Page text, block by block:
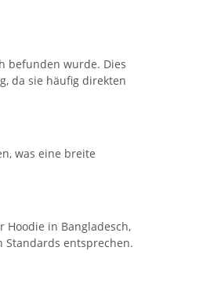
befunden wurde. Dies
da sie häufig direkten
was eine breite
Hoodie in Bangladesch,
entsprechen.